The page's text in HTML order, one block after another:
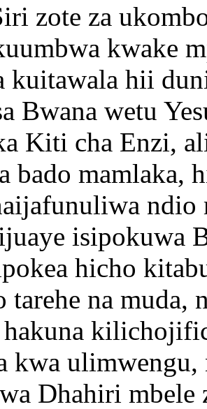
zote za
kwake
kuitawala hii
Bwana wetu
Kiti cha Enzi,
bado mamlaka,
ndio
isipokuwa
hicho
tarehe na muda,
hakuna
kwa
Dhahiri mbele